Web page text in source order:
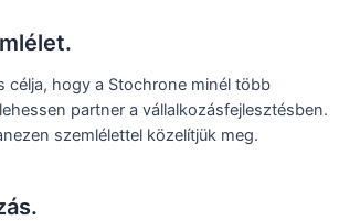
célja, hogy a Stochrone minél több
partner a vállalkozásfejlesztésben.
szemlélettel közelítjük meg.